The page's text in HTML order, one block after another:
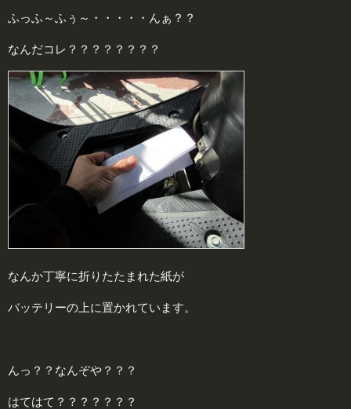
ふっふ～ふぅ～・・・・・んぁ？？
なんだコレ？？？？？？？？
なんか丁寧に折りたたまれた紙が
バッテリーの上に置かれています。
んっ？？なんぞや？？？
はてはて？？？？？？？